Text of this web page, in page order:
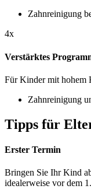
Zahnreinigung
4x
Verstärktes
Für Kinder mit hohem
Zahnreinigung
Tipps für
Erster Termin
Bringen Sie Ihr Kind
idealerweise vor dem